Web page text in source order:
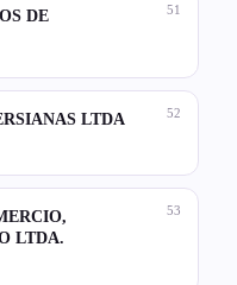
51
DE
52
LTDA
53
LTDA.